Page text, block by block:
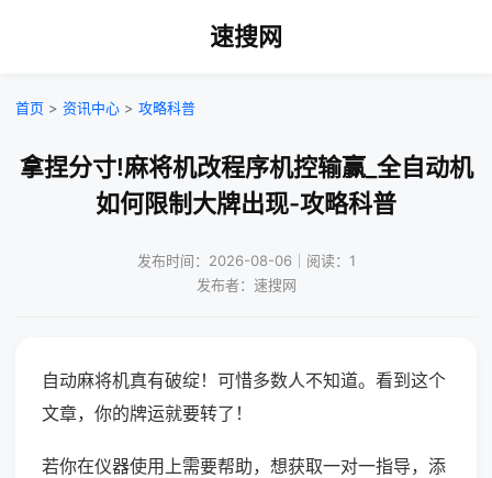
速搜网
首页 > 资讯中心 > 攻略科普
拿捏分寸!麻将机改程序机控输赢_全自动机
如何限制大牌出现-攻略科普
发布时间：2026-08-06｜阅读：1
发布者：速搜网
自动麻将机真有破绽！可惜多数人不知道。看到这个
文章，你的牌运就要转了！
若你在仪器使用上需要帮助，想获取一对一指导，添